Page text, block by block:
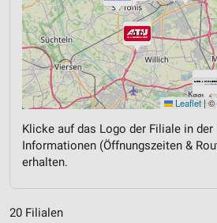
Leaflet |©
Klicke auf das Logo der Filiale in der
Informationen (Öffnungszeiten &
erhalten.
20 Filialen